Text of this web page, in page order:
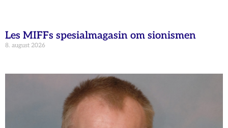
Les MIFFs spesialmagasin om sionismen
8. august 2026